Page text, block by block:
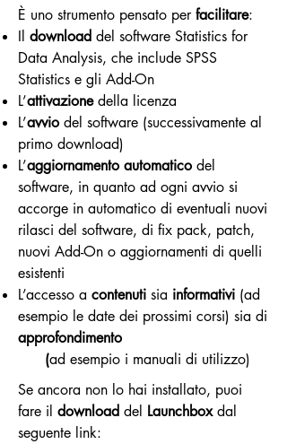
È uno strumento pensato perfacilitare:
Il download del software Statistics for
Data Analysis, che include SPSS
Statistics e gli Add-On
L’attivazionedella licenza
L’avvio del software (successivamente al
primo download)
L’aggiornamento automatico del
software, in quanto ad ogni avvio si
accorge in automatico di eventuali nuovi
rilasci del software, di fix pack, patch,
nuovi Add-On o aggiornamenti di quelli
esistenti
L’accesso a contenuti sia informativi (ad
esempio le date dei prossimi corsi) sia di
approfondimento
(ad esempio i manuali di utilizzo)
Se ancora non lo hai installato, puoi
fare il download del Launchboxdal
seguente link: